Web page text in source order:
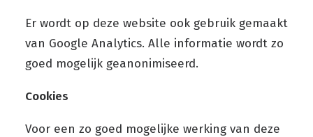
Er wordt op deze website ook gebruik gemaakt
van Google Analytics. Alle informatie wordt zo
goed mogelijk geanonimiseerd.
Cookies
Voor een zo goed mogelijke werking van deze